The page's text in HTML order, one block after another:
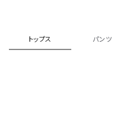
トップス パンツ